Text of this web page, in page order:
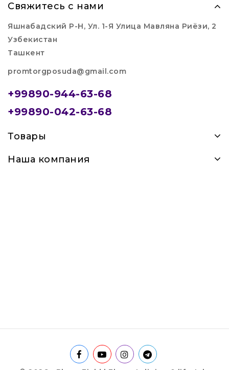
Свяжитесь с нами
Яшнабадский Р-Н, Ул. 1-Я Улица Мавляна Риёзи, 2
Узбекистан
Ташкент
promtorgposuda@gmail.com
+99890-944-63-68
+99890-042-63-68
Товары
Наша компания